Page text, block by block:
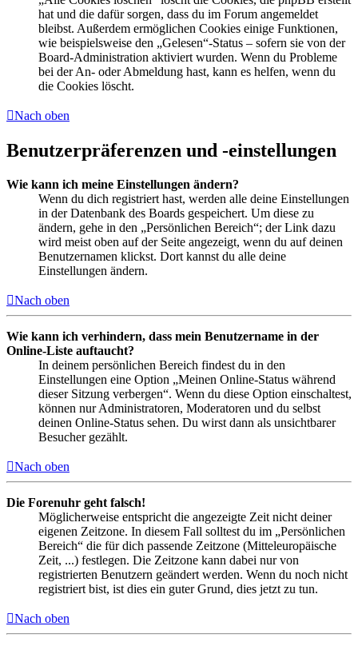
hat und die dafür sorgen, dass du im Forum angemeldet
bleibst. Außerdem ermöglichen Cookies einige Funktionen,
wie beispielsweise den „Gelesen“-Status – sofern sie von der
Board-Administration aktiviert wurden. Wenn du Probleme
bei der An- oder Abmeldung hast, kann es helfen, wenn du
die Cookies löscht.
Nach oben
Benutzerpräferenzen und -einstellungen
Wie kann ich meine Einstellungen ändern?
Wenn du dich registriert hast, werden alle deine Einstellungen
in der Datenbank des Boards gespeichert. Um diese zu
ändern, gehe in den „Persönlichen Bereich“; der Link dazu
wird meist oben auf der Seite angezeigt, wenn du auf deinen
Benutzernamen klickst. Dort kannst du alle deine
Einstellungen ändern.
Nach oben
Wie kann ich verhindern, dass mein Benutzername in der
Online-Liste auftaucht?
In deinem persönlichen Bereich findest du in den
Einstellungen eine Option „Meinen Online-Status während
dieser Sitzung verbergen“. Wenn du diese Option einschaltest,
können nur Administratoren, Moderatoren und du selbst
deinen Online-Status sehen. Du wirst dann als unsichtbarer
Besucher gezählt.
Nach oben
Die Forenuhr geht falsch!
Möglicherweise entspricht die angezeigte Zeit nicht deiner
eigenen Zeitzone. In diesem Fall solltest du im „Persönlichen
Bereich“ die für dich passende Zeitzone (Mitteleuropäische
Zeit, ...) festlegen. Die Zeitzone kann dabei nur von
registrierten Benutzern geändert werden. Wenn du noch nicht
registriert bist, ist dies ein guter Grund, dies jetzt zu tun.
Nach oben